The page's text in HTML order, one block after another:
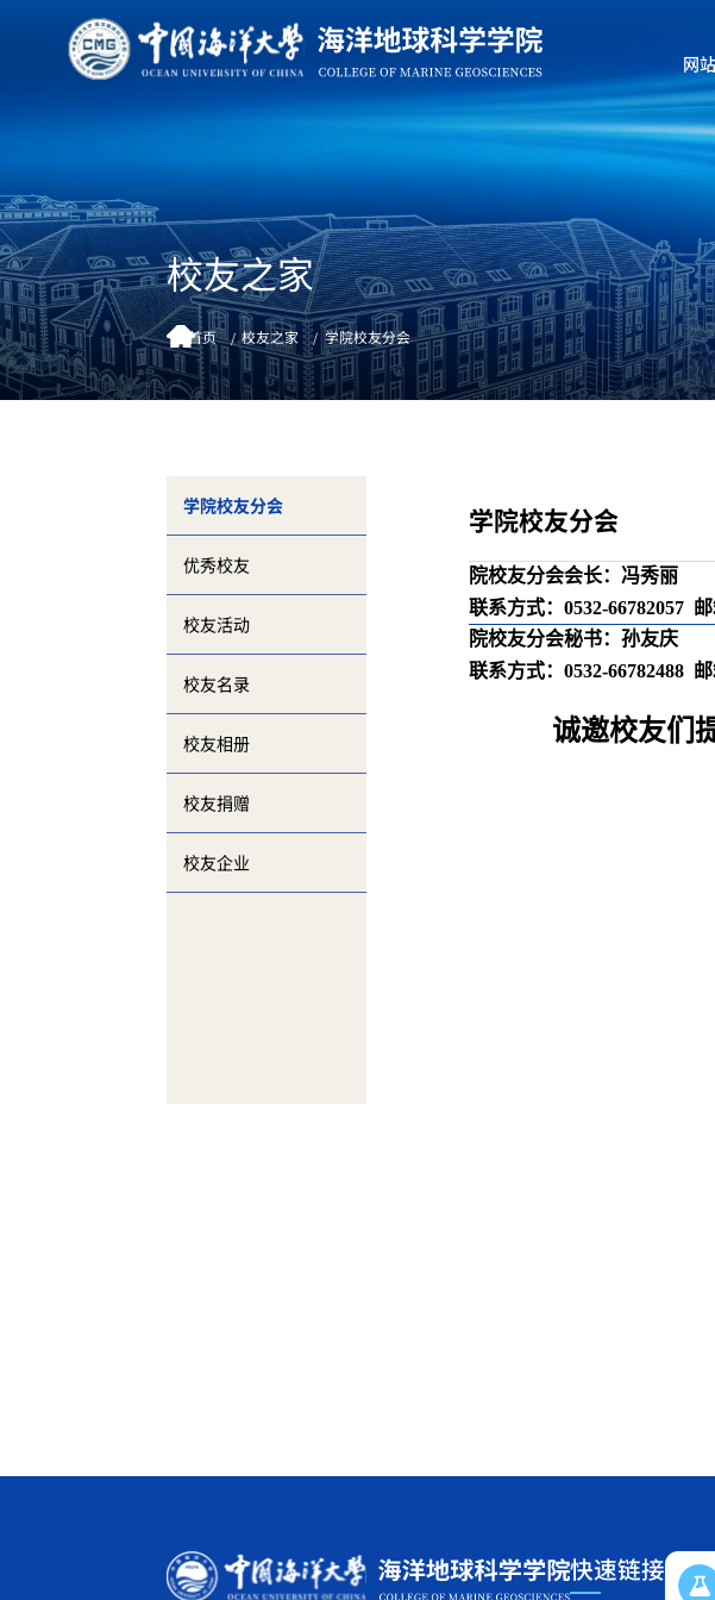
网
校友之家
首页 校友之家 学院校友分会
学院校友分会
优秀校友
校友活动
校友名录
校友相册
校友捐赠
校友企业
学院校友分会
院校友分会会长：冯秀丽
联系方式： 0532-66782057 邮
院校友分会秘书：孙友庆
联系方式： 0532-66782488 邮
诚邀校友们
快速链接